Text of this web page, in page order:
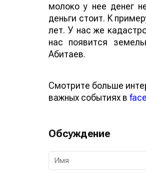
молоко у нее денег
деньги стоит. К
лет. У нас же
нас появится
Абитаев.
Смотрите больше
важных событиях в
Обсуждение